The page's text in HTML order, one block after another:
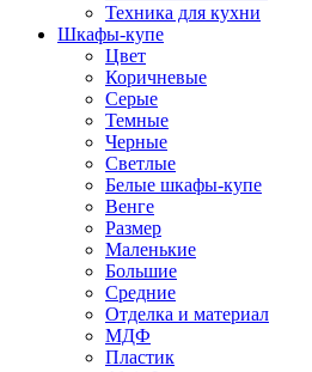
Техника для кухни
Шкафы-купе
Цвет
Коричневые
Серые
Темные
Черные
Светлые
Белые шкафы-купе
Венге
Размер
Маленькие
Большие
Средние
Отделка и материал
МДФ
Пластик